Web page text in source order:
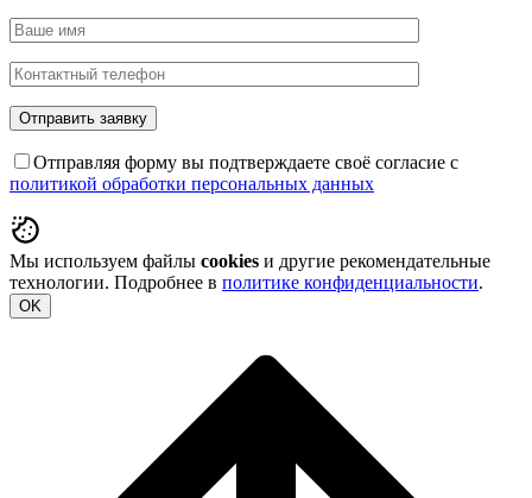
Отправляя форму вы подтверждаете своё согласие с
политикой обработки персональных данных
Мы используем файлы cookies и другие рекомендательные
технологии. Подробнее в политике конфиденциальности.
OK